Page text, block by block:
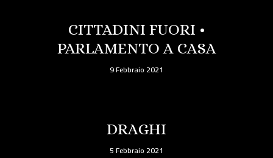
CITTADINI FUORI •
PARLAMENTO A CASA
9 Febbraio 2021
DRAGHI
5 Febbraio 2021